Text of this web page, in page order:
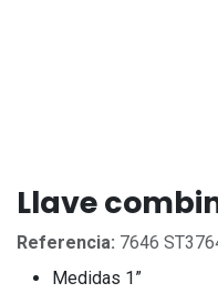
Llave
Referencia: 7646
Medidas 1”